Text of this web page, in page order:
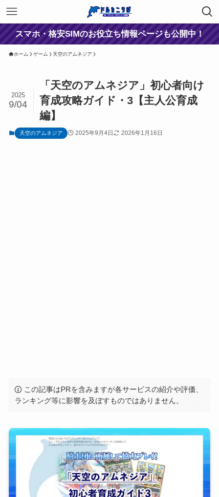
スマホ・格安SIMのお役立ち情報ページも公開中！
ホーム ゲーム 天空のアムネジア
「天空のアムネジア」初心者向け
育成攻略ガイド・3【主人公育成
編】
2025
9/04
天空のアムネジア 2025年9月4日 2026年1月16日
この記事はPRを含みますが各サービスの紹介や評価、
ランキング等に影響を及ぼすものではありません。